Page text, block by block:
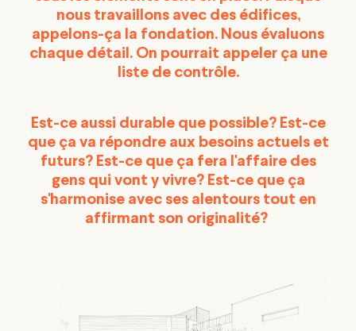
nous travaillons avec des édifices,
appelons-ça la fondation. Nous évaluons
chaque détail. On pourrait appeler ça une
liste de contrôle.
Est-ce aussi durable que possible? Est-ce
que ça va répondre aux besoins actuels et
futurs? Est-ce que ça fera l'affaire des
gens qui vont y vivre? Est-ce que ça
s'harmonise avec ses alentours tout en
affirmant son originalité?